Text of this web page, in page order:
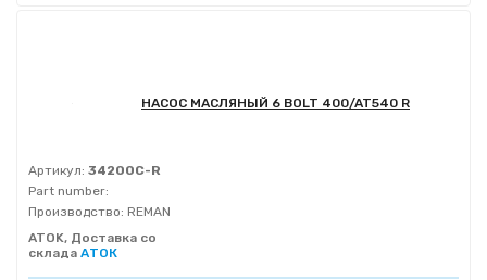
НАСОС МАСЛЯНЫЙ 6 BOLT 400/AT540 R
Артикул: 34200C-R
Part number:
Производство: REMAN
ATOK, Доставка со
склада АТОК